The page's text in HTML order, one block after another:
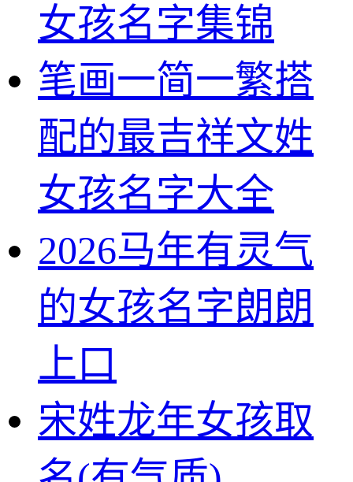
女孩名字集锦
笔画一简一繁搭
配的最吉祥文姓
女孩名字大全
2026马年有灵气
的女孩名字朗朗
上口
宋姓龙年女孩取